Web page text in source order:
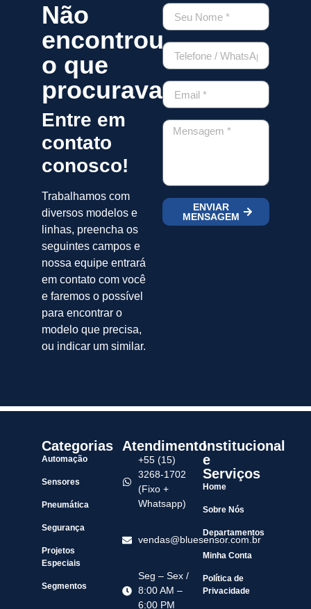
Não
encontrou
o que
procurava?
Entre em
contato
conosco!
Trabalhamos com
diversos modelos e
linhas, preencha os
seguintes campos e
nossa equipe entrará
em contato com você
e faremos o possível
para encontrar o
modelo que precisa,
ou indicar um similar.
ENVIAR
MENSAGEM
Categorias
Automação
Sensores
Pneumática
Segurança
Projetos
Especiais
Segmentos
Atendimento
+55 (15)
3268-1702
(Fixo +
Whatsapp)
vendas@bluesensor.com.br
Seg – Sex /
8:00 AM –
6:00 PM
Institucional
e
Serviços
Home
Sobre Nós
Departamentos
Minha Conta
Política de
Privacidade